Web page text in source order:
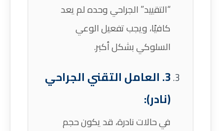
“التقييد” الجراحي وحده لم يعد
كافيًا، ويجب تفعيل الوعي
السلوكي بشكل أكبر.
3. العامل التقني الجراحي
(نادر):
في حالات نادرة، قد يكون حجم